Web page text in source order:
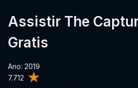
7.712
Assistir The
Gratis
Ano: 2019